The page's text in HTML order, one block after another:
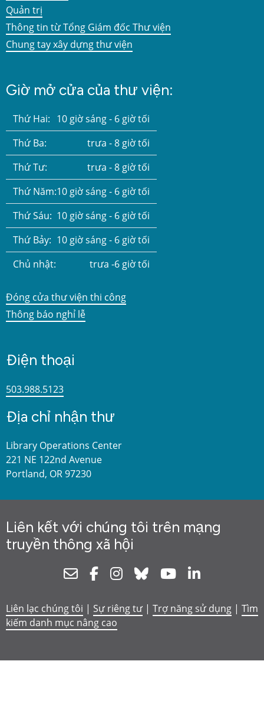
Quản trị
Thông tin từ Tổng Giám đốc Thư viện
Chung tay xây dựng thư viện
Giờ mở cửa của thư viện:
Thứ Hai: 10 giờ sáng - 6 giờ tối
Thứ Ba:
trưa - 8 giờ tối
Thứ Tư:
trưa - 8 giờ tối
Thứ Năm:10 giờ sáng - 6 giờ tối
Thứ Sáu: 10 giờ sáng - 6 giờ tối
Thứ Bảy: 10 giờ sáng - 6 giờ tối
Chủ nhật:
trưa -6 giờ tối
Đóng cửa thư viện thi công
Thông báo nghỉ lễ
Điện thoại
503.988.5123
Địa chỉ nhận thư
Library Operations Center
221 NE 122nd Avenue
Portland, OR 97230
Liên kết với chúng tôi trên mạng
truyền thông xã hội
NewsletterFacebookInstagram
Bluesky Youtube
Liên lạc chúng tôi | Sự riêng tư | Trợ năng sử dụng | Tìm
kiếm danh mục nâng cao